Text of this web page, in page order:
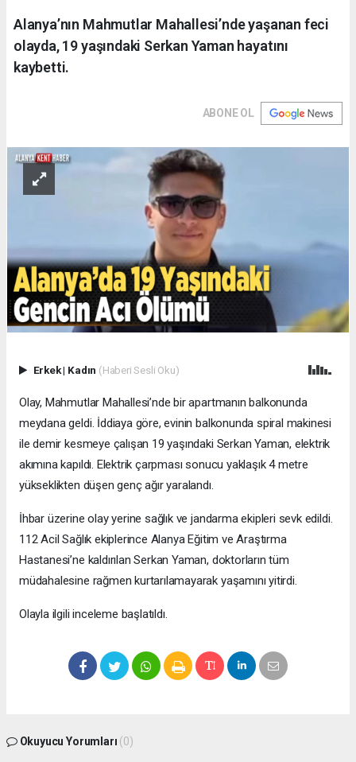
Alanya’nın Mahmutlar Mahallesi’nde yaşanan feci
olayda, 19 yaşındaki Serkan Yaman hayatını
kaybetti.
ABONE OL
Erkek| Kadın (Haberi Sesli Oku)
Olay, Mahmutlar Mahallesi’nde bir apartmanın balkonunda
meydana geldi. İddiaya göre, evinin balkonunda spiral makinesi
ile demir kesmeye çalışan 19 yaşındaki Serkan Yaman, elektrik
akımına kapıldı. Elektrik çarpması sonucu yaklaşık 4 metre
yükseklikten düşen genç ağır yaralandı.
İhbar üzerine olay yerine sağlık ve jandarma ekipleri sevk edildi.
112 Acil Sağlık ekiplerince Alanya Eğitim ve Araştırma
Hastanesi’ne kaldırılan Serkan Yaman, doktorların tüm
müdahalesine rağmen kurtarılamayarak yaşamını yitirdi.
Olayla ilgili inceleme başlatıldı.
Okuyucu Yorumları (0)